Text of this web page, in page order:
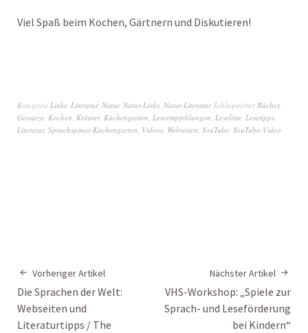
Viel Spaß beim Kochen, Gärtnern und Diskutieren!
Kategorie Links Literatur, Natur, Natur-Links Natur-Literatur Schlagwörter Bücher,
Gewürze Kochen Kräuter, Küchengarten Leseempfehlungen Leseliste Lesetipps
Literatur, Sprachspinat-Küchengarten Videos Webseiten YouTube YouTube-Video
Vorheriger Artikel
Die Sprachen der Welt:
Webseiten und
Literaturtipps / The
Nächster Artikel
VHS-Workshop: „Spiele zur
Sprach- und Leseförderung
bei Kindern“